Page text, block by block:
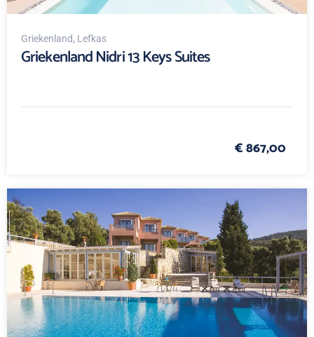
Griekenland, Lefkas
Griekenland Nidri 13 Keys Suites
€ 867,00